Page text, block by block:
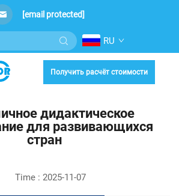
[email protected]
RU
Получить расчёт стоимости
дидактическое
для развивающихся
стран
Time : 2025-11-07